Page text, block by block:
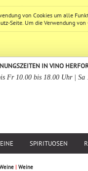
von Cookies um alle
-Seite. Um die Verwendung
IN VINO
Fr 10.00 bis 18.00 Uhr | Sa
SPIRITUOSEN
| Weine